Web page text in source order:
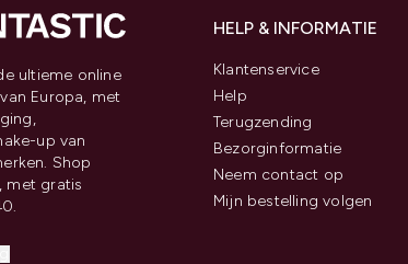
ultieme online
Europa, met
up van
Shop
met gratis
HELP & INFORMATIE
Klantenservice
Help
Terugzending
Bezorginformatie
Neem contact op
Mijn bestelling volgen